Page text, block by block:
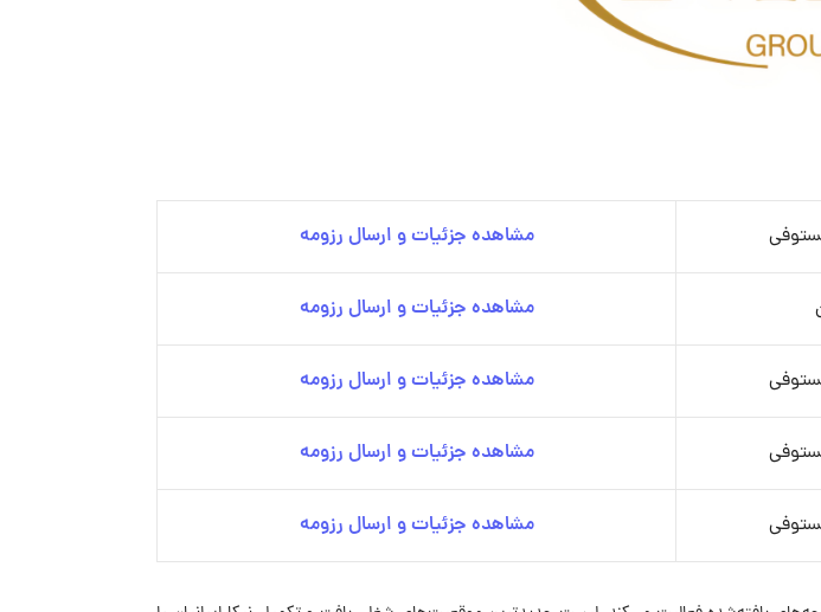
مشاهده جزئیات و ارسال رزومه
مشاهده جزئیات و ارسال رزومه
مشاهده جزئیات و ارسال رزومه
مشاهده جزئیات و ارسال رزومه
مشاهده جزئیات و ارسال رزومه